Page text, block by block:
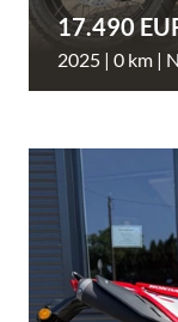
17.490
2025 | 0 km |